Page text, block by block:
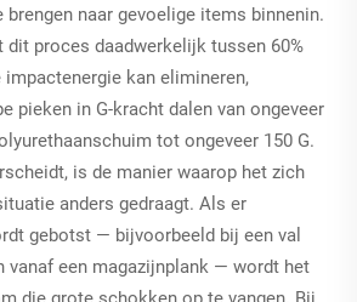
naar gevoelige items binnenin.
dit proces daadwerkelijk tussen 60%
impactenergie kan elimineren,
pieken in G-kracht dalen van ongeveer
tot ongeveer 150 G.
is de manier waarop het zich
anders gedraagt. Als er
gebotst — bijvoorbeeld bij een val
vanaf een magazijnplank — wordt het